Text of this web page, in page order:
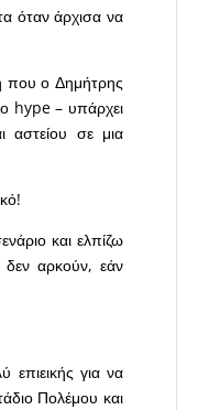
όταν άρχισα να
που ο Δημήτρης
hype – υπάρχει
αστείου σε μια
και ελπίζω
δεν αρκούν, εάν
επιεικής για να
Πολέμου και